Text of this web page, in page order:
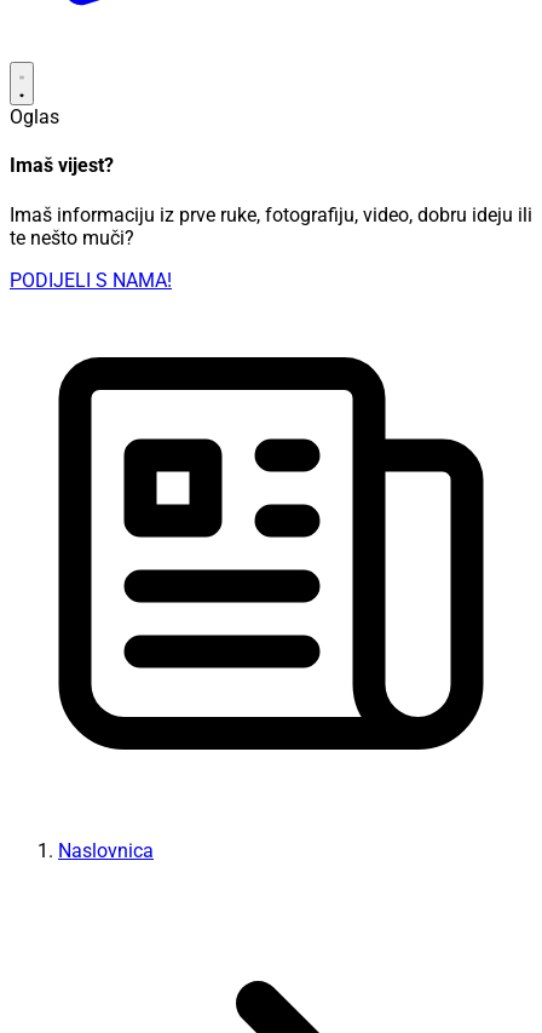
Oglas
Imaš vijest?
Imaš informaciju iz prve ruke, fotografiju, video, dobru ideju ili
te nešto muči?
PODIJELI S NAMA!
Naslovnica